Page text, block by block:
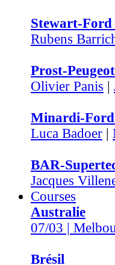
Stewart-
Rubens
Prost-Peugeot
Olivier Panis |
Minardi-
Luca Badoer |
BAR-
Jacques
Courses
Australie
07/03 |
Brésil